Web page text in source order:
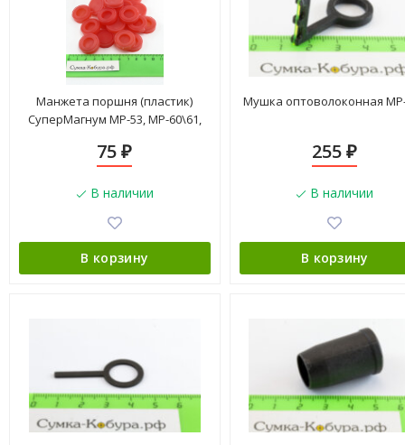
Манжета поршня (пластик)
СуперМагнум МР-53, МР-60\61,
75₽
В наличии
В корзину
Мушка оптоволоконная
255₽
В наличии
В корзину